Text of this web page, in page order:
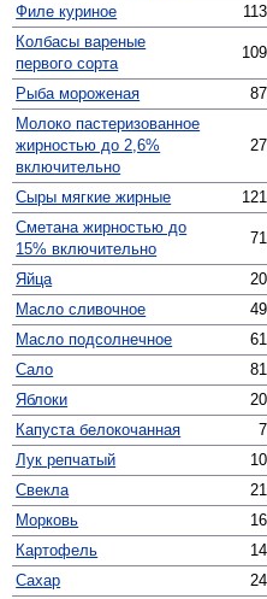
Филе куриное
Колбасы вареные
первого сорта
Рыба мороженая
Молоко пастеризованное
жирностью до 2,6%
включительно
Сыры мягкие жирные
Сметана жирностью до
15% включительно
Яйца
Масло сливочное
Масло подсолнечное
Сало
Яблоки
Капуста белокочанная
Лук репчатый
Свекла
Морковь
Картофель
Сахар